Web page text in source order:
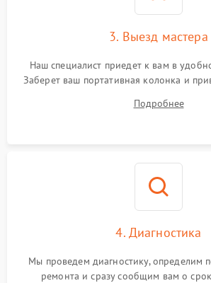
3. Выезд мастера
Наш специалист приедет к вам в
Заберет ваш портативная колонка и
Подробнее
4. Диагностика
Мы проведем диагностику, определим
ремонта и сразу сообщим вам о